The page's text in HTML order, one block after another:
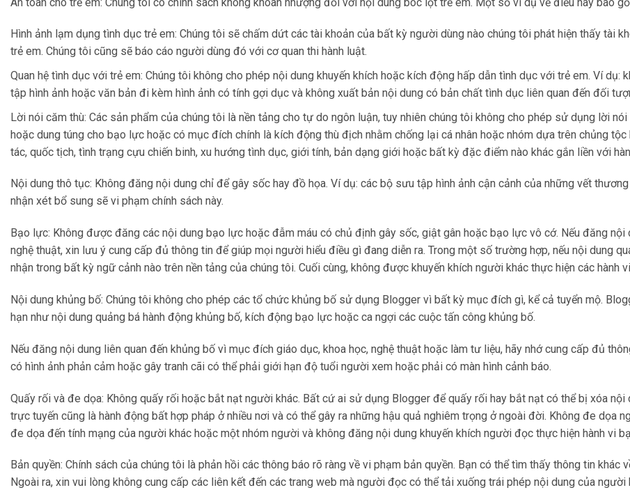
Hình ảnh lạm dụng tình dục trẻ em: Chúng tôi sẽ chấm dứt các tài khoản của bất kỳ người dùng nào chúng tôi phát hiện thấy tài
trẻ em. Chúng tôi cũng sẽ báo cáo người dùng đó với cơ quan thi hành luật.
Quan hệ tình dục với trẻ em: Chúng tôi không cho phép nội dung khuyến khích hoặc kích động hấp dẫn tình dục với trẻ em. Ví
tập hình ảnh hoặc văn bản đi kèm hình ảnh có tính gợi dục và không xuất bản nội dung có bản chất tình dục liên quan đến đối
Lời nói căm thù: Các sản phẩm của chúng tôi là nền tảng cho tự do ngôn luận, tuy nhiên chúng tôi không cho phép sử dụng lời
hoặc dung túng cho bạo lực hoặc có mục đích chính là kích động thù địch nhằm chống lại cá nhân hoặc nhóm dựa trên chủng
tác, quốc tịch, tình trạng cựu chiến binh, xu hướng tình dục, giới tính, bản dạng giới hoặc bất kỳ đặc điểm nào khác gắn liền với
Nội dung thô tục: Không đăng nội dung chỉ để gây sốc hay đồ họa. Ví dụ: các bộ sưu tập hình ảnh cận cảnh của những vết
nhận xét bổ sung sẽ vi phạm chính sách này.
Bạo lực: Không được đăng các nội dung bạo lực hoặc đẫm máu có chủ định gây sốc, giật gân hoặc bạo lực vô cớ. Nếu đăng
nghệ thuật, xin lưu ý cung cấp đủ thông tin để giúp mọi người hiểu điều gì đang diễn ra. Trong một số trường hợp, nếu nội dung
nhận trong bất kỳ ngữ cảnh nào trên nền tảng của chúng tôi. Cuối cùng, không được khuyến khích người khác thực hiện các hành
Nội dung khủng bố: Chúng tôi không cho phép các tổ chức khủng bố sử dụng Blogger vì bất kỳ mục đích gì, kể cả tuyển mộ.
hạn như nội dung quảng bá hành động khủng bố, kích động bạo lực hoặc ca ngợi các cuộc tấn công khủng bố.
Nếu đăng nội dung liên quan đến khủng bố vì mục đích giáo dục, khoa học, nghệ thuật hoặc làm tư liệu, hãy nhớ cung cấp đủ
có hình ảnh phản cảm hoặc gây tranh cãi có thể phải giới hạn độ tuổi người xem hoặc phải có màn hình cảnh báo.
Quấy rối và đe dọa: Không quấy rối hoặc bắt nạt người khác. Bất cứ ai sử dụng Blogger để quấy rối hay bắt nạt có thể bị xóa
trực tuyến cũng là hành động bất hợp pháp ở nhiều nơi và có thể gây ra những hậu quả nghiêm trọng ở ngoài đời. Không đe dọa
đe dọa đến tính mạng của người khác hoặc một nhóm người và không đăng nội dung khuyến khích người đọc thực hiện hành vi
Bản quyền: Chính sách của chúng tôi là phản hồi các thông báo rõ ràng về vi phạm bản quyền. Bạn có thể tìm thấy thông tin
Ngoài ra, xin vui lòng không cung cấp các liên kết đến các trang web mà người đọc có thể tải xuống trái phép nội dung của người